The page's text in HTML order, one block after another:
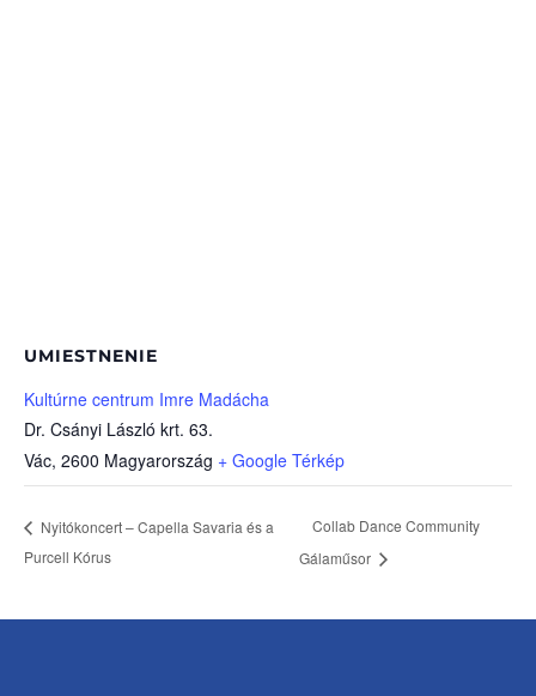
UMIESTNENIE
Kultúrne centrum Imre Madácha
Dr. Csányi László krt. 63.
Vác, 2600 Magyarország + Google Térkép
Nyitókoncert – Capella Savaria és a
Purcell Kórus
Collab Dance Community
Gálaműsor